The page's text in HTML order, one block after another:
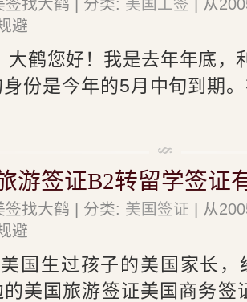
签找大鹤 | 分类: 美国工签 | 从
避
大鹤您好！我是去年年底，
身份是今年的5月中旬到期
游签证B2转留学签证
签找大鹤 | 分类: 美国签证 | 从
避
国生过孩子的美国家长
美国旅游签证美国商务签